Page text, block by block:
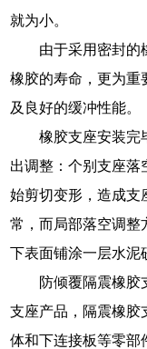
就为小。
由于采用密封的
橡胶的寿命，更为重
及良好的缓冲性能。
橡胶支座安装完
出调整：个别支座落
始剪切变形，造成支
常，而局部落空调整
下表面铺涂一层水泥
防倾覆隔震橡胶
支座产品，隔震橡胶
体和下连接板等零部